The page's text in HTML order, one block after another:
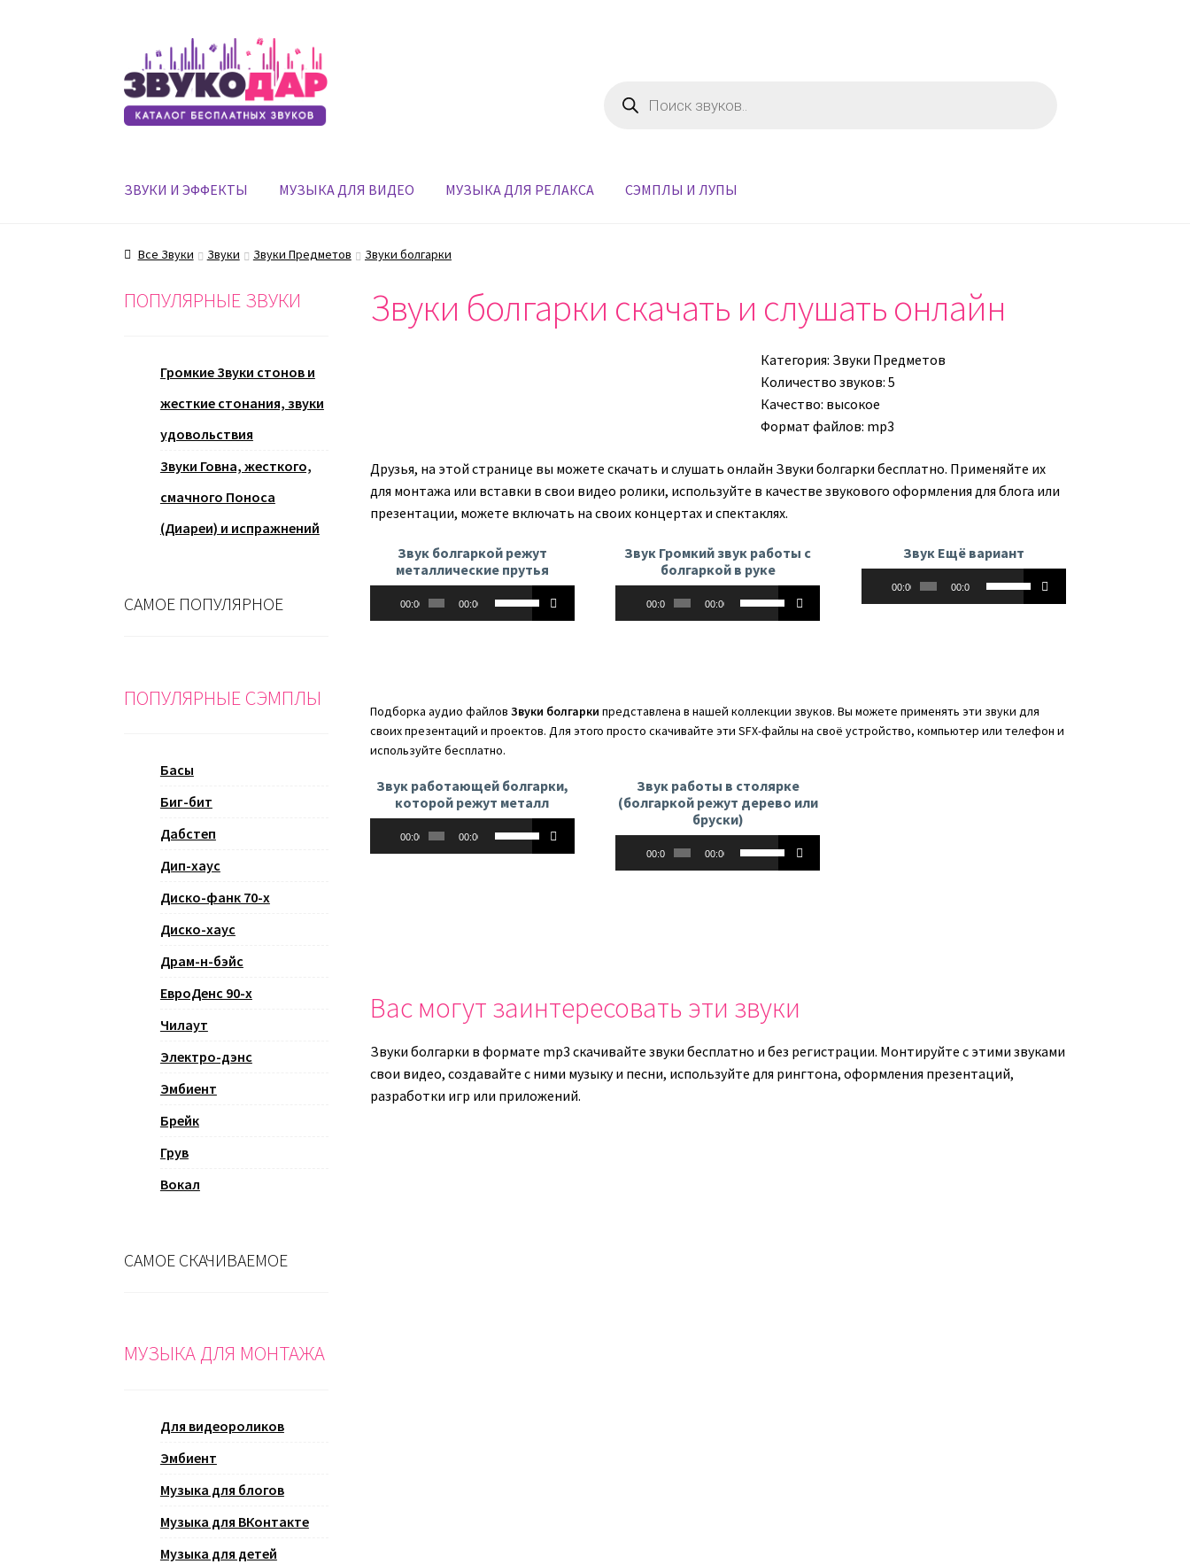
Перейти
к
навигации
Перейти
к
содержимому
товаров
ЗВУКИ И ЭФФЕКТЫ МУЗЫКА ДЛЯ ВИДЕО МУЗЫКА ДЛЯ РЕЛАКСА СЭМПЛЫ И ЛУПЫ
Все Звуки Звуки Звуки Предметов Звуки болгарки
Звуки болгарки скачать и слушать онлайн
Категория: Звуки Предметов
Количество звуков: 5
Качество: высокое
Формат файлов: mp3
Друзья, на этой странице вы можете скачать и слушать онлайн Звуки болгарки бесплатно. Применяйте их
для монтажа или вставки в свои видео ролики, используйте в качестве звукового оформления для блога или
презентации, можете включать на своих концертах и спектаклях.
Звук болгаркой режут
металлические прутья
00:00 00:00
или
уменьшить
громкость.
Звук Громкий звук работы с
болгаркой в руке
00:00 00:00
или
уменьшить
Звук Ещё вариант
00:00 00:00
уменьшить
громкость.
Подборка аудио файлов Звуки болгарки представлена в нашей коллекции звуков. Вы можете применять эти звуки для
своих презентаций и проектов. Для этого просто скачивайте эти SFX-файлы на своё устройство, компьютер или телефон и
используйте бесплатно.
Звук работающей болгарки,
которой режут металл
00:00 00:00
Звук работы в столярке
(болгаркой режут дерево или
бруски)
00:00 00:00
громкость.
Вас могут заинтересовать эти звуки
Звуки болгарки в формате mp3 скачивайте звуки бесплатно и без регистрации. Монтируйте с этими звуками
свои видео, создавайте с ними музыку и песни, используйте для рингтона, оформления презентаций,
разработки игр или приложений.
ПОПУЛЯРНЫЕ ЗВУКИ
Громкие Звуки стонов и
жесткие стонания, звуки
удовольствия
Звуки Говна, жесткого,
смачного Поноса
(Диареи) и испражнений
САМОЕ ПОПУЛЯРНОЕ
ПОПУЛЯРНЫЕ СЭМПЛЫ
Басы
Биг-бит
Дабстеп
Дип-хаус
Диско-фанк 70-х
Диско-хаус
Драм-н-бэйс
ЕвроДенс 90-х
Чилаут
Электро-дэнс
Эмбиент
Брейк
Грув
Вокал
САМОЕ СКАЧИВАЕМОЕ
МУЗЫКА ДЛЯ МОНТАЖА
Для видеороликов
Эмбиент
Музыка для блогов
Музыка для ВКонтакте
Музыка для детей